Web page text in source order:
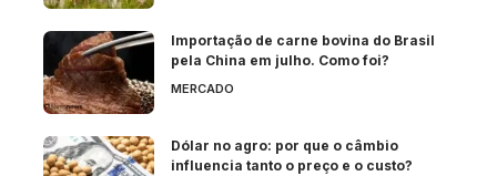
Importação de carne bovina do Brasil
pela China em julho. Como foi?
MERCADO
Dólar no agro: por que o câmbio
influencia tanto o preço e o custo?